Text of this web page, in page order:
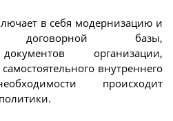
в себя модернизацию и
договорной базы,
организации,
внутреннего
происходит